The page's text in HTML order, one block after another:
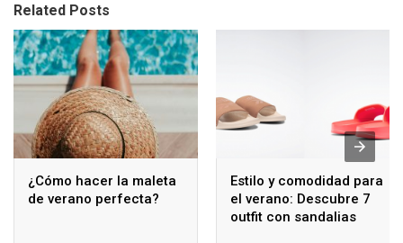
Related Posts
¿Cómo hacer la maleta
de verano perfecta?
Estilo y comodidad para
el verano: Descubre 7
outfit con sandalias